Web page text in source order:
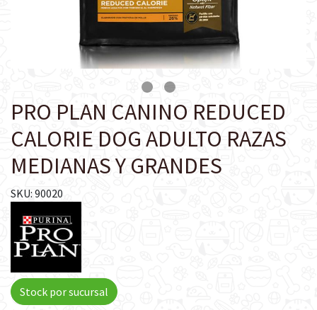
PRO PLAN CANINO REDUCED
CALORIE DOG ADULTO RAZAS
MEDIANAS Y GRANDES
SKU: 90020
Stock por sucursal